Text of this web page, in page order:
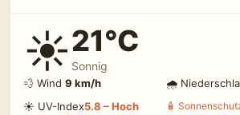
☀️21°C
Sonnig
💨 Wind 9 km/h 🌧
☀️ UV-Index5.8 – Hoch 🧴